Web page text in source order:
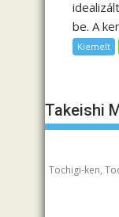
ó
be. A
Kiemelt
Takeishi
Tochigi-ken,